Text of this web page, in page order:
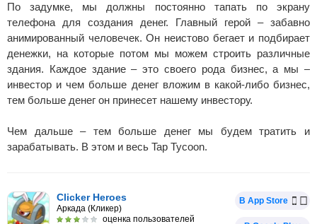
По задумке, мы должны постоянно тапать по экрану
телефона для создания денег. Главный герой – забавно
анимированный человечек. Он неистово бегает и подбирает
денежки, на которые потом мы можем строить различные
здания. Каждое здание – это своего рода бизнес, а мы –
инвестор и чем больше денег вложим в какой-либо бизнес,
тем больше денег он принесет нашему инвестору.
Чем дальше – тем больше денег мы будем тратить и
зарабатывать. В этом и весь Tap Tycoon.
Clicker Heroes
Аркада (Кликер)
оценка пользователей
В App Store